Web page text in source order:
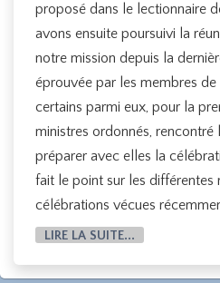
proposé dans le lectionnaire
avons ensuite poursuivi la
notre mission depuis la
éprouvée par les membres de
certains parmi eux, pour la
ministres ordonnés,
préparer avec elles la
fait le point sur les différentes
célébrations vécues
LIRE LA SUITE...